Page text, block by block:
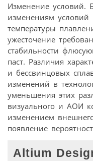
Изменение условий.
изменениям
температуры
ужесточение
стабильности
паст. Различия
и бессвинцовых
изменений в
уменьшения этих
визуального и АОИ
изменением
появление
Altium